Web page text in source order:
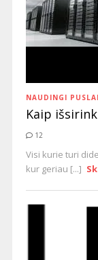
NAUDINGI
Kaip
12
Visi kurie turi
kur geriau [...]